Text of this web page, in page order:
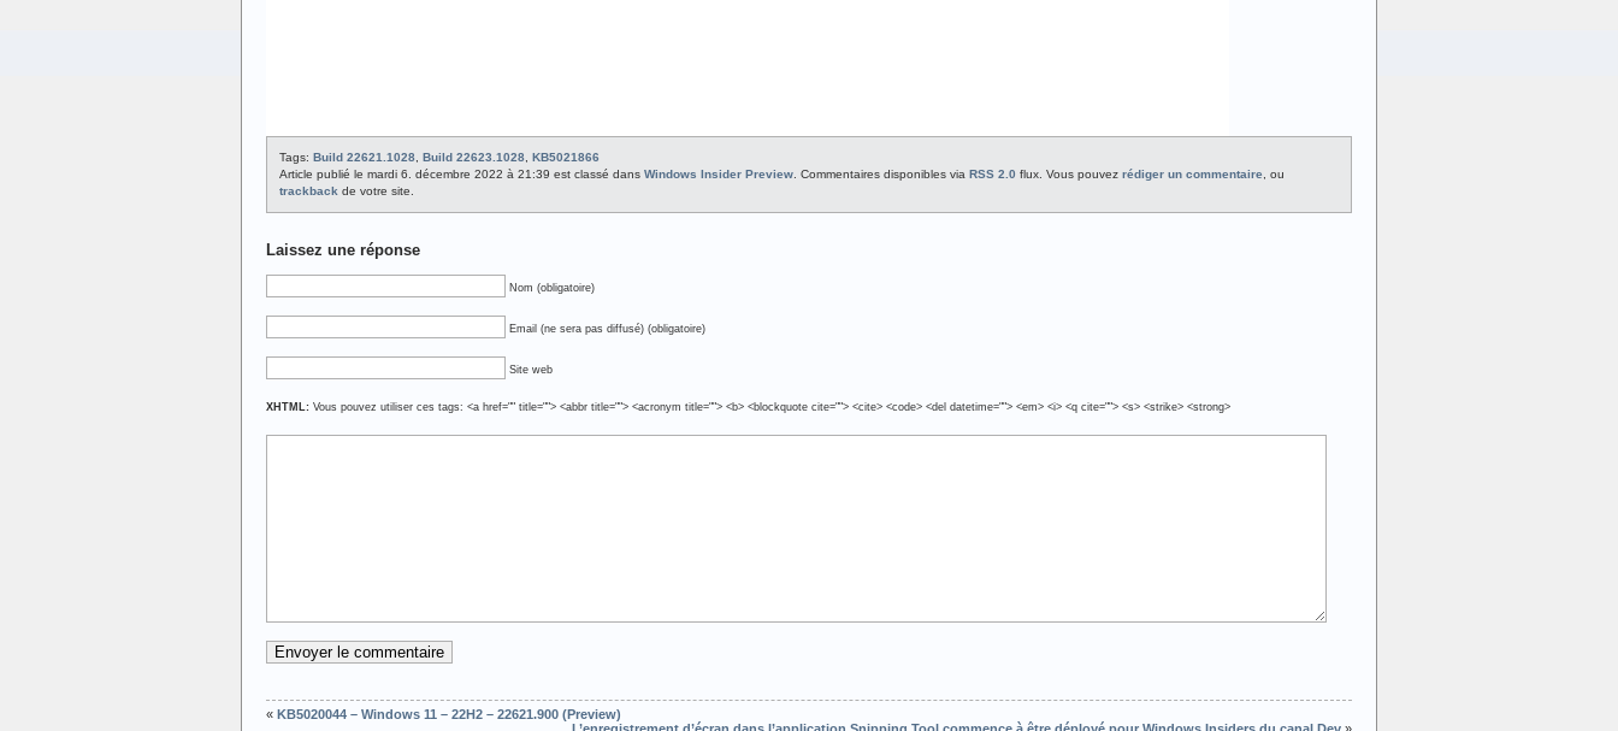
Tags: Build 22621.1028, Build 22623.1028, KB5021866
Article publié le mardi 6. décembre 2022 à 21:39 est classé dans Windows Insider Preview. Commentaires disponibles via RSS 2.0 flux. Vous pouvez rédiger un commentaire, ou
trackback de votre site.
Laissez une réponse
Nom (obligatoire)
Email (ne sera pas diffusé) (obligatoire)
Site web
XHTML: Vous pouvez utiliser ces tags: <a href="" title=""> <abbr title=""> <acronym title=""> <b> <blockquote cite=""> <cite> <code> <del datetime=""> <em> <i> <q cite=""> <s> <strike> <strong>
« KB5020044 – Windows 11 – 22H2 – 22621.900 (Preview)